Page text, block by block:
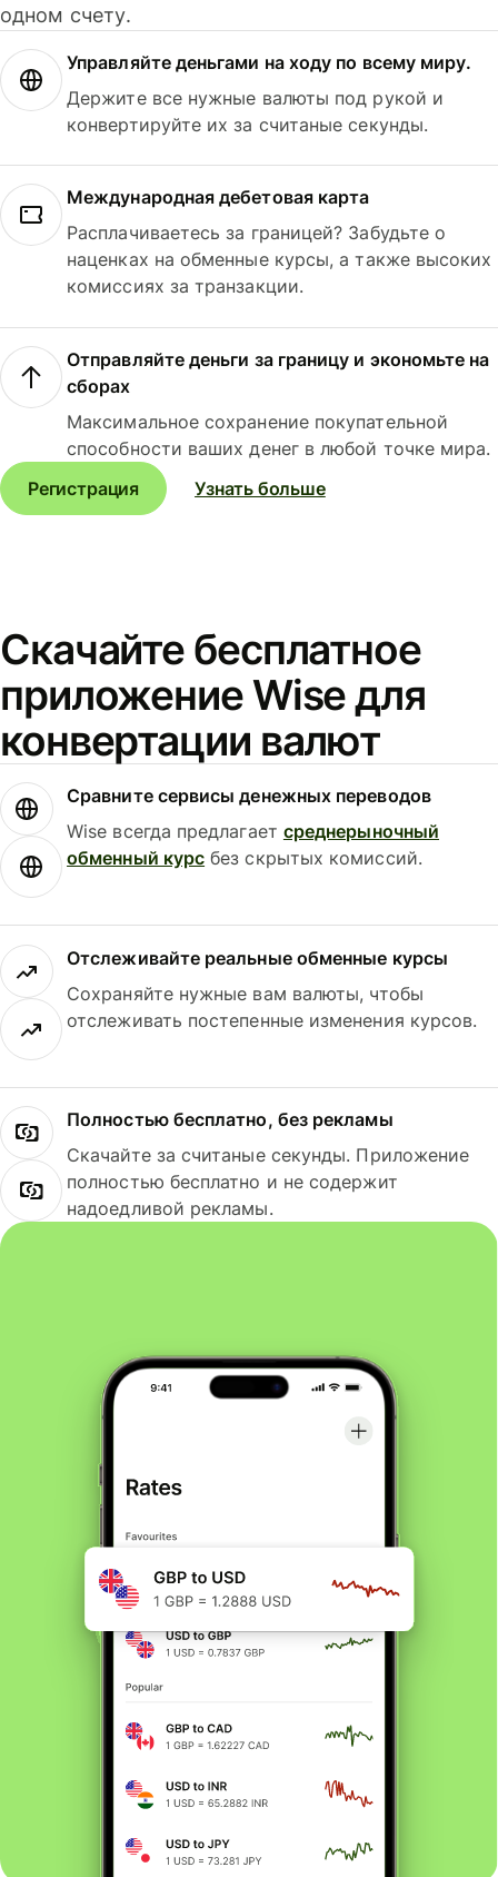
одном счету.
Управляйте деньгами на ходу по всему миру.
Держите все нужные валюты под рукой и
конвертируйте их за считаные секунды.
Международная дебетовая карта
Расплачиваетесь за границей? Забудьте о
наценках на обменные курсы, а также высоких
комиссиях за транзакции.
Отправляйте деньги за границу и экономьте на
сборах
Максимальное сохранение покупательной
способности ваших денег в любой точке мира.
Регистрация
Узнать больше
Скачайте бесплатное
приложение Wise для
конвертации валют
Сравните сервисы денежных переводов
Wise всегда предлагает среднерыночный
обменный курс без скрытых комиссий.
Отслеживайте реальные обменные курсы
Сохраняйте нужные вам валюты, чтобы
отслеживать постепенные изменения курсов.
Полностью бесплатно, без рекламы
Скачайте за считаные секунды. Приложение
полностью бесплатно и не содержит
надоедливой рекламы.